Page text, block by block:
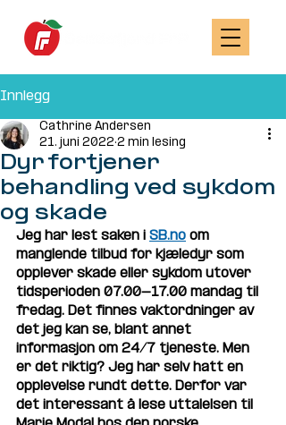
Innlegg
Dyr fortjener
behandling ved sykdom
og skade
Cathrine Andersen
21. juni 2022 2 min lesing
Jeg har lest saken i SB.no om
manglende tilbud for kjæledyr som
opplever skade eller sykdom utover
tidsperioden 07.00-17.00 mandag til
fredag. Det finnes vaktordninger av
det jeg kan se, blant annet
informasjon om 24/7 tjeneste. Men
er det riktig? Jeg har selv hatt en
opplevelse rundt dette. Derfor var
det interessant å lese uttalelsen til